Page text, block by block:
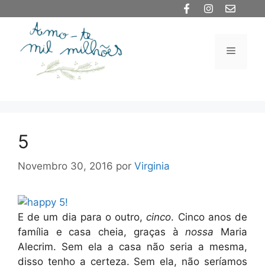
conteúdo
Menu
5
Novembro 30, 2016 por Virginia
E de um dia para o outro,cinco. Cinco anos de
família e casa cheia, graças ànossa Maria
Alecrim. Sem ela a casa não seria a mesma,
disso tenho a certeza. Sem ela, não seríamos